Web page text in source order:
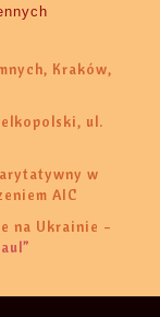
Kraków,
ul.
w
AIC
na Ukrainie –